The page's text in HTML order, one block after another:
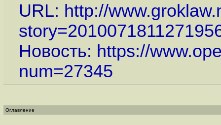
URL: http://
Новость: https://
num=27345
Оглавление